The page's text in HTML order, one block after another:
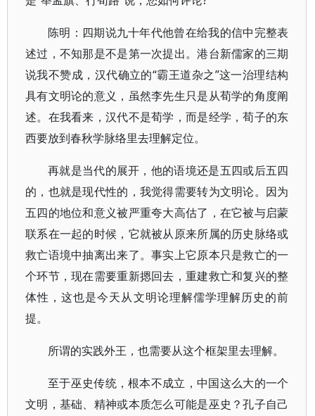
陈明：四期说九十年代他曾在给我的信中完整表
述过，不知那是不是第一次提出。港台新儒家的三期
说我不赞成，汉代确立的“霸王道杂之”这一治理结构
具有文明论的意义，虽然李先生只是从荀学的角度阐
述。在我看来，汉代不是荀学，而是经学，荀子的东
西要放到春秋学脉络里去理解定位。
再就是当代的展开，他的语境还是五四或后五四
的，也就是现代性的，我觉得需要转为文明论。因为
五四的地位和意义被严重夸大高估了，在它被与启蒙
联系在一起的时候，它就被从原来所属的历史脉络或
救亡语境中抽离出来了。事实上它原本只是救亡的一
个环节，现在需要重新摁回去，重建救亡和复兴的整
体性，这也是今天从文明论理解儒学理解历史的前
提。
所谓的实践外王，也需要从这个框架里去理解。
至于巫史传统，根本不成立，中国这么大的一个
文明，基础、精神或本质怎么可能是巫史？孔子自己